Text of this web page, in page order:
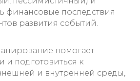
финансовые последствия
развития событий.
помогает
и подготовиться к
и внутренней среды,